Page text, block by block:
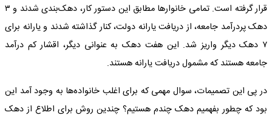
قرار گرفته است. تمامی خانوار‌ها مطابق این دستور کار، دهک‌بندی شدند و ۳
دهک پردرآمد جامعه، از دریافت یارانه دولت، کنار گذاشته شدند و یارانه برای
۷ دهک دیگر واریز شد. این هفت دهک به عنوانی دیگر، اقشار کم درآمد
جامعه هستند که مشمول دریافت یارانه هستند.
در پی این تصمیمات، سوال مهمی که برای اغلب خانواده‌ها به وجود آمد این
بود که چطور بفهمیم دهک چندم هستیم؟ چندین روش برای اطلاع از دهک